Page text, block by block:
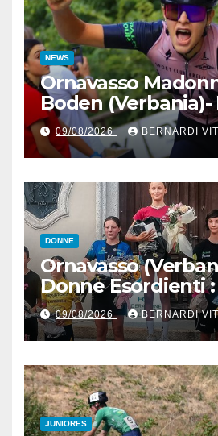
NEWS
Ornavasso
Boden (Verbania)-
Cocca per la
Firenze, Elisa
Sansottera per la
tra le migliori
09/08/2026 BERNARDI
DONNE
Ornavasso
Donne Esordienti :
Santuario
Boden, Aurora
Martina Zavattero
campionesse
Piemonte
09/08/2026 BERNARDI
JUNIORES